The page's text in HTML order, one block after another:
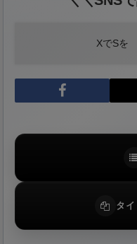
XでSを
タ